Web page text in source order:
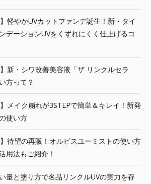
軽やかUVカットファンデ誕生！新・タイ
デーションUVをくずれにくく仕上げるコ
新・シワ改善美容液「ザ リンクルセラ
方って？
メイク崩れが3STEPで簡単＆キレイ！新発
使い方
待望の再販！オルビスユーミストの使い方
用法もご紹介！
量と塗り方で名品リンクルUVの実力を存